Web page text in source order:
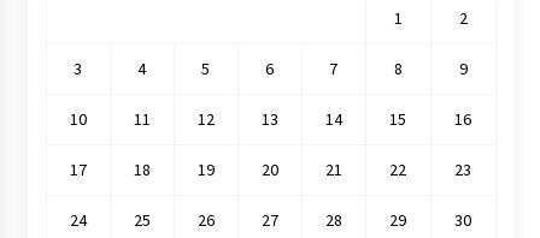
1
2
3 4 5 6 7 8 9
10 11 12 13 14 15 16
17 18 19 20 21 22 23
24 25 26 27 28 29 30